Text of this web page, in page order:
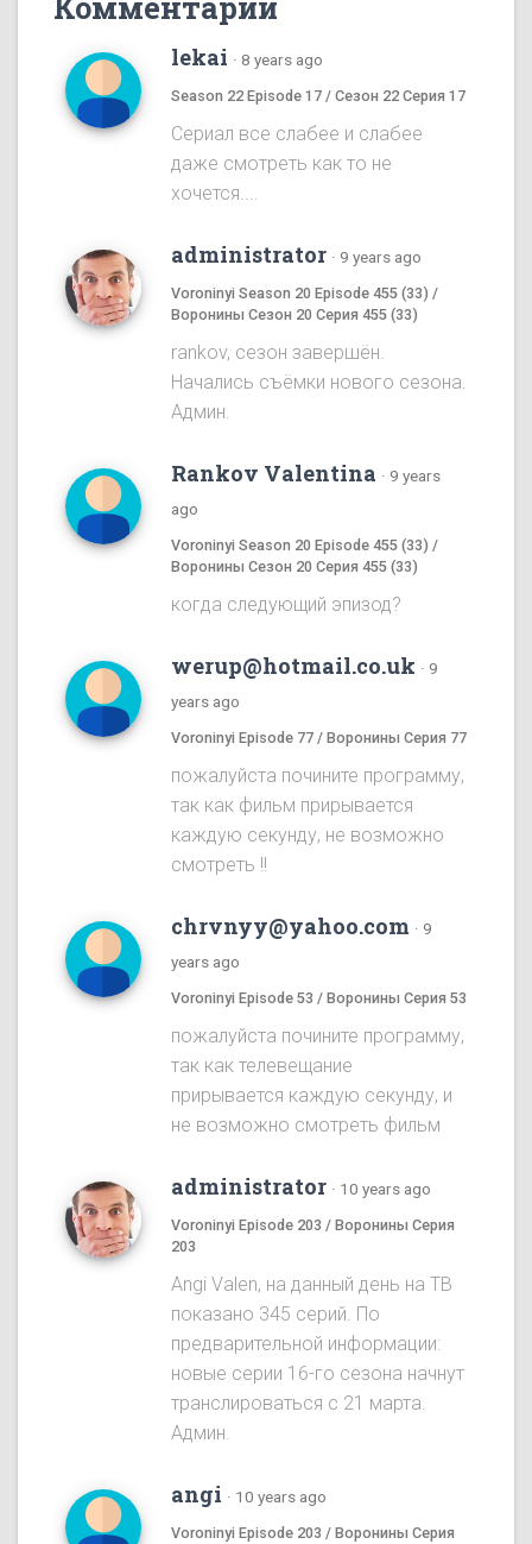
lekai · 8 years ago
Season 22 Episode 17 / Сезон 22 Серия 17
Сериал все слабее и слабее
даже смотреть как то не
хочется....
administrator · 9 years ago
Voroninyi Season 20 Episode 455 (33) /
Воронины Сезон 20 Серия 455 (33)
rankov, сезон завершён.
Начались съёмки нового сезона.
Админ.
Rankov Valentina · 9 years
ago
Voroninyi Season 20 Episode 455 (33) /
Воронины Сезон 20 Серия 455 (33)
когда следующий эпизод?
werup@hotmail.co.uk · 9
years ago
Voroninyi Episode 77 / Воронины Серия 77
пожалуйста почините программу,
так как фильм прирывается
каждую секунду, не возможно
смотреть !!
chrvnyy@yahoo.com · 9
years ago
Voroninyi Episode 53 / Воронины Серия 53
пожалуйста почините программу,
так как телевещание
прирывается каждую секунду, и
не возможно смотреть фильм
administrator · 10 years ago
Voroninyi Episode 203 / Воронины Серия
203
Angi Valen, на данный день на ТВ
показано 345 серий. По
предварительной информации:
новые серии 16-го сезона начнут
транслироваться с 21 марта.
Админ.
angi · 10 years ago
Voroninyi Episode 203 / Воронины Серия